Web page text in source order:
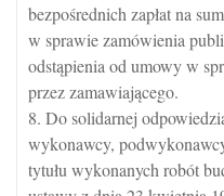
bezpośrednich zapłat na
w sprawie zamówienia
odstąpienia od umowy w
przez zamawiającego.
8. Do solidarnej
wykonawcy,
tytułu wykonanych robót